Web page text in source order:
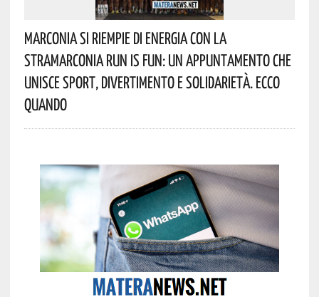
Marconia Si Riempie Di Energia Con La
StraMarconia Run Is Fun: Un Appuntamento Che
Unisce Sport, Divertimento E Solidarietà. Ecco
Quando